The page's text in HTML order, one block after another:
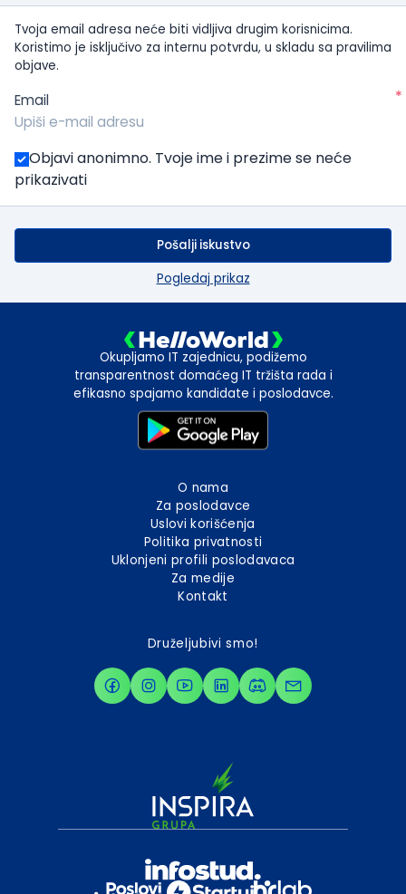
Tvoja email adresa neće biti vidljiva drugim korisnicima.
Koristimo je isključivo za internu potvrdu, u skladu sa pravilima
objave.
Email *
Objavi anonimno. Tvoje ime i prezime se neće
prikazivati
Pošalji iskustvo
Pogledaj prikaz
Okupljamo IT zajednicu, podižemo
transparentnost domaćeg IT tržišta rada i
efikasno spajamo kandidate i poslodavce.
O nama
Za poslodavce
Uslovi korišćenja
Politika privatnosti
Uklonjeni profili poslodavaca
Za medije
Kontakt
Druželjubivi smo!